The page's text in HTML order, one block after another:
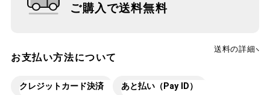
ご購入で送料無料
送料の詳細
お支払い方法について
クレジットカード決済 あと払い（Pay ID）